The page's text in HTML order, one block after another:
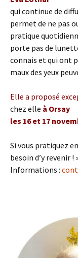
qui continue de
permet de ne pas
pratique
porte pas de
connais et qui ont
maux des yeux
Elle a proposé
chez elle à Orsay
les 16 et 17
Si vous pratiquez
besoin d’y revenir !
Informations :